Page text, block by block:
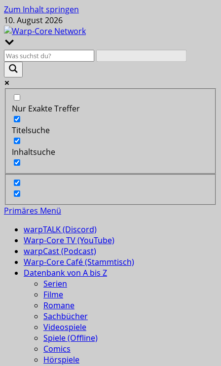
Zum Inhalt springen
10. August 2026
Nur Exakte Treffer
Titelsuche
Inhaltsuche
Primäres Menü
warpTALK (Discord)
Warp-Core TV (YouTube)
warpCast (Podcast)
Warp-Core Café (Stammtisch)
Datenbank von A bis Z
Serien
Filme
Romane
Sachbücher
Videospiele
Spiele (Offline)
Comics
Hörspiele